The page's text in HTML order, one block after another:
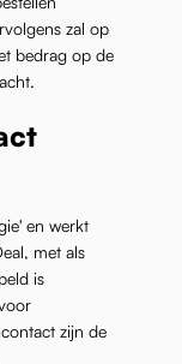
zal op
bedrag op de
en werkt
met als
is
zijn de